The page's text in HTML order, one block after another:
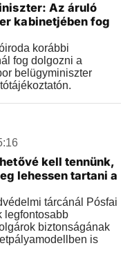
Az áruló
kabinetjében fog
korábbi
fog dolgozni a
belügyminiszter
kell tennünk,
lehessen tartani a
tárcánál Pósfai
legfontosabb
biztonságának
is